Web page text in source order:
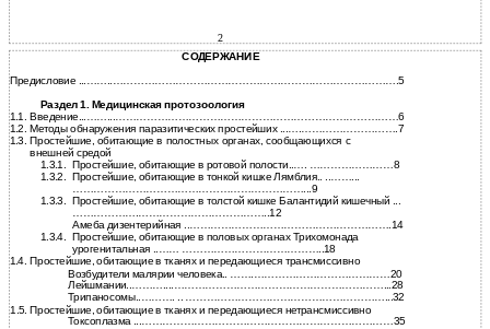
2
СОДЕРЖАНИЕ
Предисловие ...……..……………………………………………………………………….5
Раздел 1. Медицинская протозоология
1.1. Введение...……...………………………………………………………………………6
1.2. Методы обнаружения паразитических простейших ...….……………………….7
1.3. Простейшие, обитающие в полостных органах, сообщающихся с
внешней средой
1.3.1.
Простейшие, обитающие в ротовой полости..…. ……………………8
1.3.2.
Простейшие, обитающие в тонкой кишке Лямблия.. ..……...
…………………………………………………………...9
1.3.3.
Простейшие, обитающие в толстой кишке Балантидий кишечный ...
……………….………………………………..12
Амеба дизентерийная ..………………………………………………….14
1.3.4.
Простейшие, обитающие в половых органах Трихомонада
урогенитальная ..…… …………………………………..18
1.4. Простейшие, обитающие в тканях и передающиеся трансмиссивно
Возбудители малярии человека.. …….…………………………………20
Лейшмании..………....……………………………………………………...28
Трипаносомы..………. .. …………………………………………………...32
1.5. Простейшие, обитающие в тканях и передающиеся нетрансмиссивно
Токсоплазма ...………………………………………………………………35